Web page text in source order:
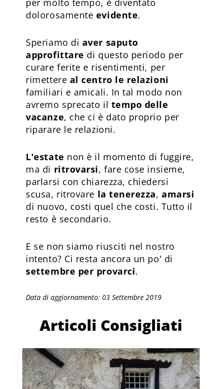
dolorosamente evidente.
Speriamo di aver saputo
approfittare di questo periodo per
curare ferite e risentimenti, per
rimettere al centro le relazioni
familiari e amicali. In tal modo non
avremo sprecato il tempo delle
vacanze, che ci è dato proprio per
riparare le relazioni.
L'estate non è il momento di fuggire,
ma di ritrovarsi, fare cose insieme,
parlarsi con chiarezza, chiedersi
scusa, ritrovare la tenerezza,amarsi
di nuovo, costi quel che costi. Tutto il
resto è secondario.
E se non siamo riusciti nel nostro
intento? Ci resta ancora un po' di
settembre per provarci.
Data di aggiornamento: 03 Settembre 2019
Articoli Consigliati